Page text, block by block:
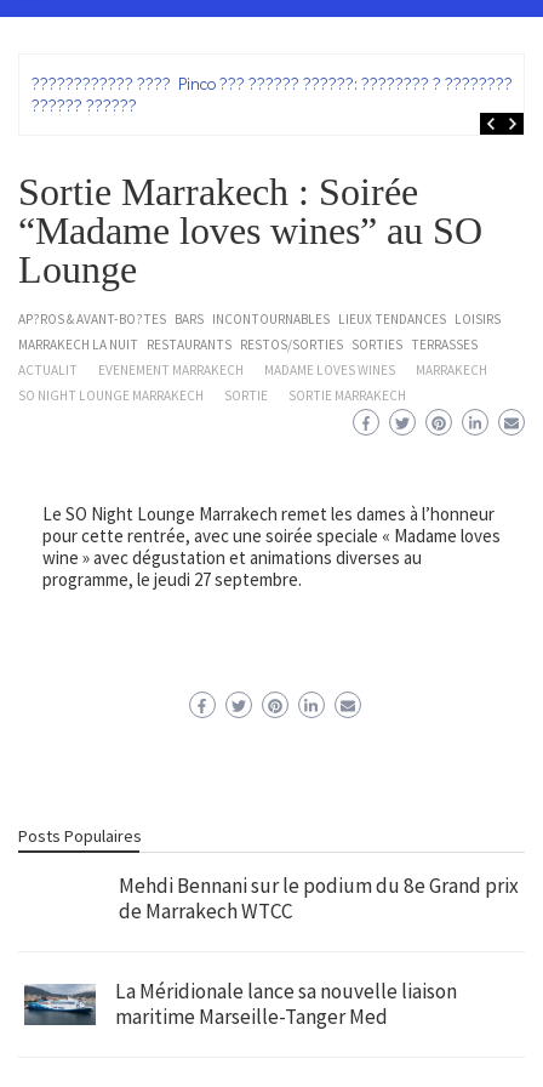
???????????? ???? Pinco ??? ?????? ??????: ???????? ? ???????? ?
?????? ??????
Sortie Marrakech : Soirée
“Madame loves wines” au SO
Lounge
AP?ROS & AVANT-BO?TES BARS INCONTOURNABLES LIEUX TENDANCES LOISIRS
MARRAKECH LA NUIT
RESTAURANTS RESTOS/SORTIES SORTIES TERRASSES
ACTUALIT
EVENEMENT MARRAKECH MADAME LOVES WINES
MARRAKECH
SO NIGHT LOUNGE MARRAKECH
SORTIE SORTIE MARRAKECH
Le SO Night Lounge Marrakech remet les dames à l’honneur
pour cette rentrée, avec une soirée speciale « Madame loves
wine » avec dégustation et animations diverses au
programme, le jeudi 27 septembre.
Posts Populaires
Mehdi Bennani sur le podium du 8e Grand prix
de Marrakech WTCC
La Méridionale lance sa nouvelle liaison
maritime Marseille-Tanger Med